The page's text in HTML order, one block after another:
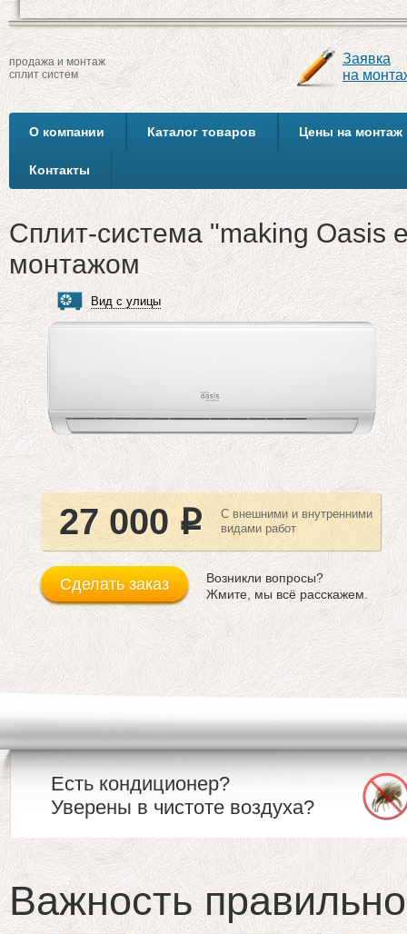
продажа и монтаж
сплит систем
Заявка
на
О компании Каталог товаров Цены на монтаж
Контакты
Сплит-система "making Oasis
монтажом
Вид с улицы
Вид изнутри
27 000 Р
С внешними и внутренними
видами работ
Сделать заказ
Возникли вопросы?
Жмите, мы всё расскажем.
Есть кондиционер?
Уверены в чистоте воздуха?
Важность